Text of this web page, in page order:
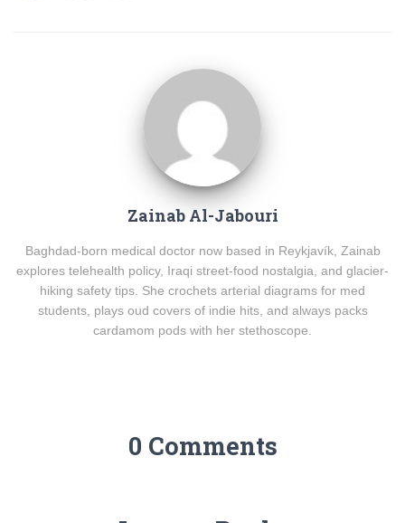
Zainab Al-Jabouri
Baghdad-born medical doctor now based in Reykjavík, Zainab
explores telehealth policy, Iraqi street-food nostalgia, and glacier-
hiking safety tips. She crochets arterial diagrams for med
students, plays oud covers of indie hits, and always packs
cardamom pods with her stethoscope.
0 Comments